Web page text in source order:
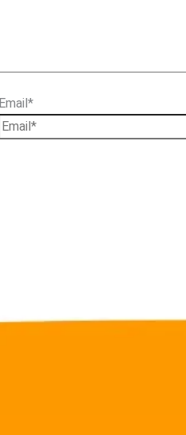
Email*